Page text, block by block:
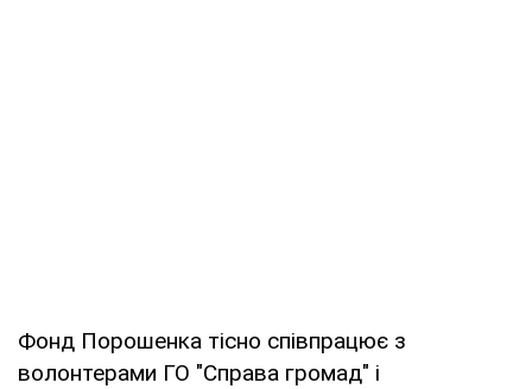
Фонд Порошенка тісно співпрацює з
волонтерами ГО "Справа громад" і